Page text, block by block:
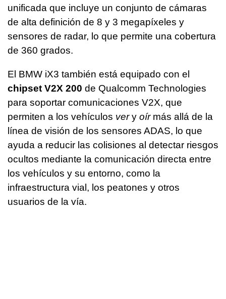
unificada que incluye un conjunto de cámaras
de alta definición de 8 y 3 megapíxeles y
sensores de radar, lo que permite una cobertura
de 360 grados.
El BMW iX3 también está equipado con el
chipset V2X 200 de Qualcomm Technologies
para soportar comunicaciones V2X, que
permiten a los vehículos very oírmás allá de la
línea de visión de los sensores ADAS, lo que
ayuda a reducir las colisiones al detectar riesgos
ocultos mediante la comunicación directa entre
los vehículos y su entorno, como la
infraestructura vial, los peatones y otros
usuarios de la vía.